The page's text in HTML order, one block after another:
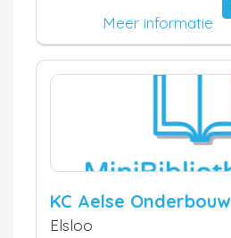
Meer informatie
KC Aelse Onderbouw
Elsloo